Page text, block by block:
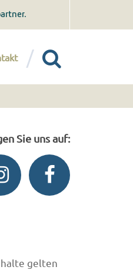
Sie uns auf:
gelten